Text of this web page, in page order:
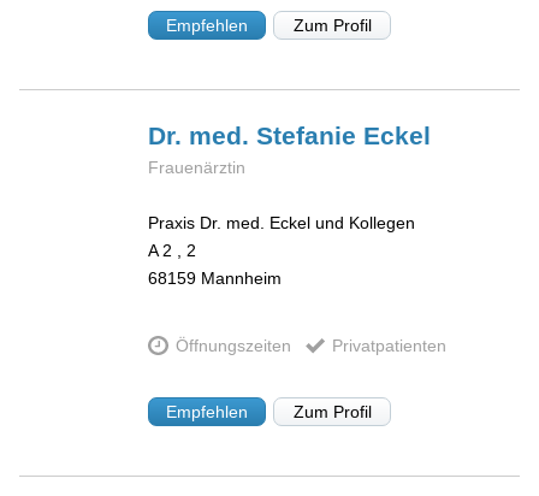
Empfehlen Zum Profil
Dr. med. Stefanie Eckel
Frauenärztin
Praxis Dr. med. Eckel und Kollegen
A 2 , 2
68159 Mannheim
Öffnungszeiten Privatpatienten
Empfehlen Zum Profil